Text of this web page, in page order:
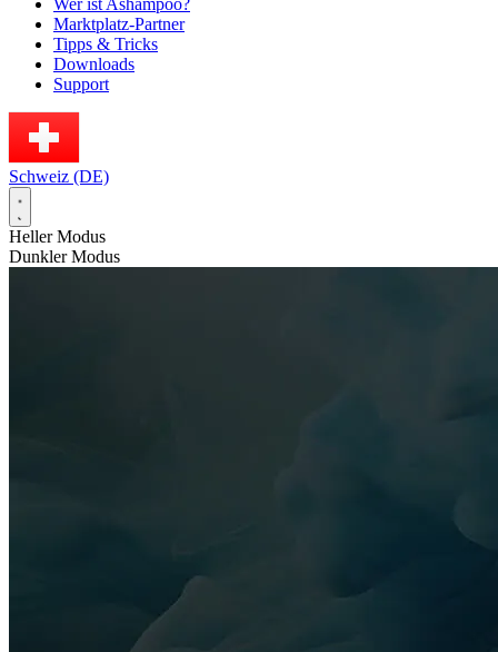
Wer ist Ashampoo?
Marktplatz-Partner
Tipps & Tricks
Downloads
Support
Schweiz (DE)
Heller Modus
Dunkler Modus